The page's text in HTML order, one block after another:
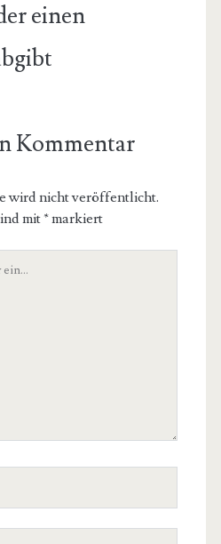
einen
Kommentar
wird nicht veröffentlicht.
mit*markiert